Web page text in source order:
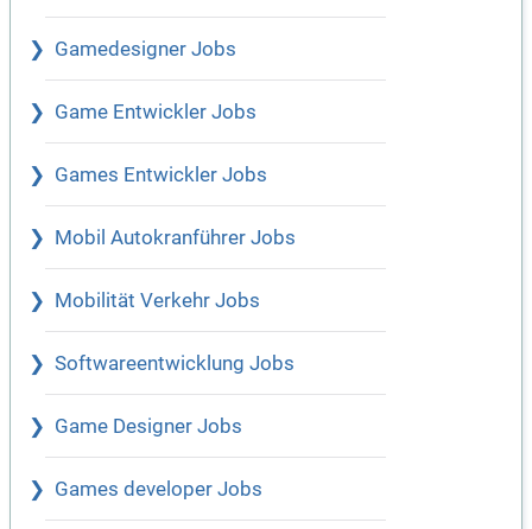
Gamedesigner Jobs
Game Entwickler Jobs
Games Entwickler Jobs
Mobil Autokranführer Jobs
Mobilität Verkehr Jobs
Softwareentwicklung Jobs
Game Designer Jobs
Games developer Jobs